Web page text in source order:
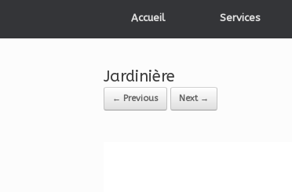
Accueil Services
Jardinière
← Previous Next →